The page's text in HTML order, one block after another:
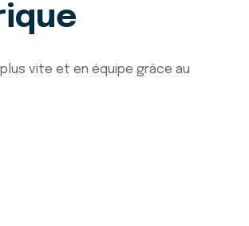
vite et en équipe grâce au